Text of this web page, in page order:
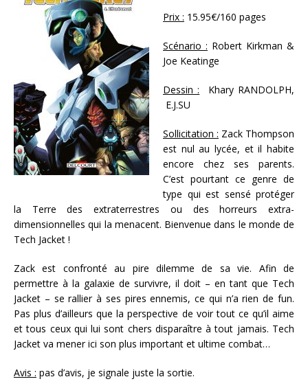
Prix : 15.95€/160 pages
Scénario : Robert Kirkman &
Joe Keatinge
Dessin : Khary RANDOLPH,
E.J.SU
Sollicitation : Zack Thompson
est nul au lycée, et il habite
encore chez ses parents.
C’est pourtant ce genre de
type qui est sensé protéger
la Terre des extraterrestres ou des horreurs extra-
dimensionnelles qui la menacent. Bienvenue dans le monde de
Tech Jacket !
Zack est confronté au pire dilemme de sa vie. Afin de
permettre à la galaxie de survivre, il doit – en tant que Tech
Jacket – se rallier à ses pires ennemis, ce qui n’a rien de fun.
Pas plus d’ailleurs que la perspective de voir tout ce qu’il aime
et tous ceux qui lui sont chers disparaître à tout jamais. Tech
Jacket va mener ici son plus important et ultime combat…
Avis : pas d’avis, je signale juste la sortie.